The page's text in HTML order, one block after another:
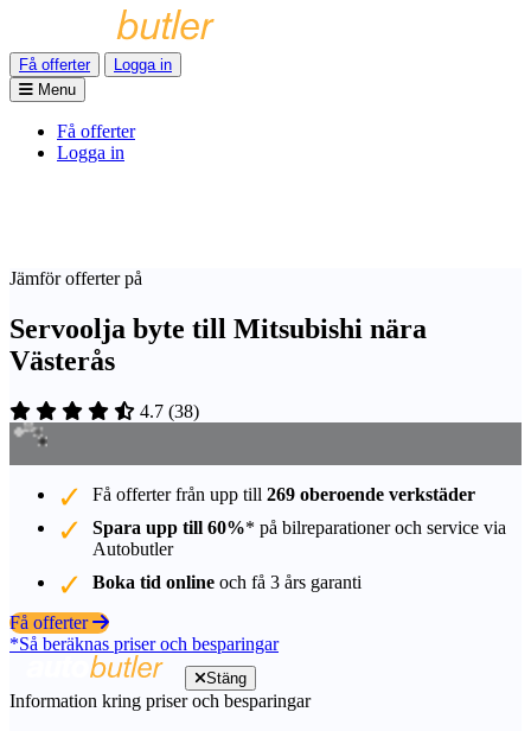
Få offerter
Logga in
Menu
Få offerter
Logga in
Jämför offerter på
Servoolja byte till Mitsubishi nära
Västerås
4.7 (38)
Få offerter från upp till 269 oberoende verkstäder
Spara upp till 60%* på bilreparationer och service via
Autobutler
Boka tid online och få 3 års garanti
Få offerter
*Så beräknas priser och besparingar
Stäng
Information kring priser och besparingar